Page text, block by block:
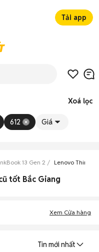
Tải app
Xoá lọc
612 Giá
13 Gen 2 Lenovo
tốt Bắc Giang
Xem Cửa hàng
Tin mới nhất